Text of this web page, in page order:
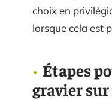
choix en
lorsque cela est
Étapes
gravier